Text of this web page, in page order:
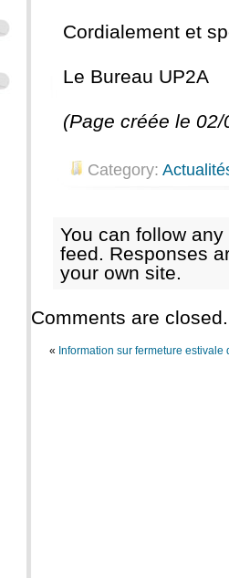
Cordialement et
Le Bureau UP2A
(Page créée le
Category:
You can follow
feed. Responses
your own site.
Comments are closed.
« Information sur fermeture